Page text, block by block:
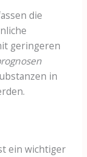
die
geringeren
in
ein wichtiger